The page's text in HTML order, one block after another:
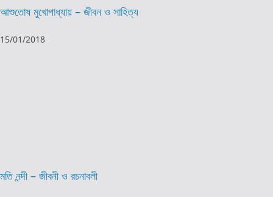
আশুতোষ মুখোপাধ্যায় – জীবন ও সাহিত্য
15/01/2018
মতি নন্দী – জীবনী ও রচনাবলী